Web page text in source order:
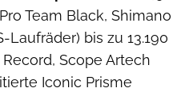
Team Black, Shimano
Laufräder) bis zu 13.190
Scope Artech
Iconic Prisme